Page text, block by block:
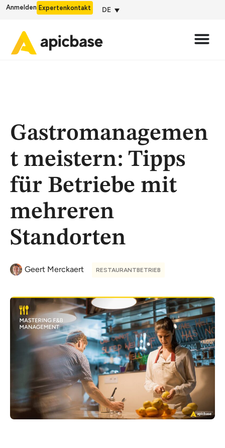
Anmelden Expertenkontakt DE
Gastromanagemen
t meistern: Tipps
für Betriebe mit
mehreren
Standorten
Geert Merckaert RESTAURANTBETRIEB